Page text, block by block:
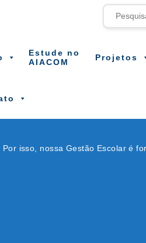
Estude no
AIACOM
Projetos
isso, nossa Gestão Escolar é